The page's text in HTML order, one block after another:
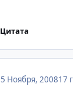
Цитата
5 Ноября, 200817 г